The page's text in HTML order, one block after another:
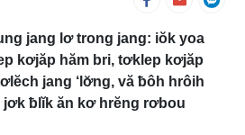
jang lơ trong jang: iŏk yoa
kơjăp hăm bri, tơklep kơjăp
jang ‘lơ̆ng, vă ƀôh hrôih
ƀlĭk ăn kơ hrĕng rơbou